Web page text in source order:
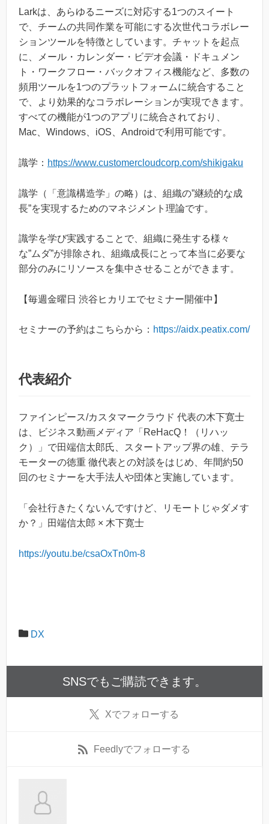
Larkは、あらゆるニーズに対応する1つのスイート
で、チームの共同作業を可能にする次世代コラボレー
ションツールを特徴としています。チャットを起点
に、メール・カレンダー・ビデオ会議・ドキュメン
ト・ワークフロー・バックオフィス機能など、多数の
頻用ツールを1つのプラットフォームに統合すること
で、より効果的なコラボレーションが実現できます。
すべての機能が1つのアプリに統合されており、
Mac、Windows、iOS、Androidで利用可能です。
識学： https://www.customercloudcorp.com/shikigaku
識学（「意識構造学」の略）は、組織の”継続的な成
長”を実現するためのマネジメント理論です。
識学を学び実践することで、組織に発生する様々
な”ムダ”が排除され、組織成長にとって本当に必要な
部分のみにリソースを集中させることができます。
【毎週金曜日 渋谷ヒカリエでセミナー開催中】
セミナーの予約はこちらから： https://aidx.peatix.com/
代表紹介
ファインピース/カスタマークラウド 代表の木下寛士
は、ビジネス動画メディア「ReHacQ！（リハッ
ク）」で田端信太郎氏、スタートアップ界の雄、テラ
モーターの徳重 徹代表との対談をはじめ、年間約50
回のセミナーを大手法人や団体と実施しています。
「会社行きたくないんですけど、リモートじゃダメす
か？」田端信太郎 × 木下寛士
https://youtu.be/csaOxTn0m-8
DX
SNSでもご購読できます。
Xでフォローする
Feedlyでフォローする